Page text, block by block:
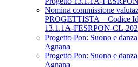
Nomina commissione
PROGETTISTA – Codice
13.1.1A-FESRPON-CL-
Progetto Pon: Suono e
Agnana
Progetto Pon: Suono e
Agnana